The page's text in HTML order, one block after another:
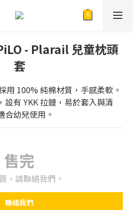
- Plarail 兒童枕頭
套
用 100% 純棉材質，手感柔軟。
設有 YKK 拉鏈，易於套入與清
合幼兒使用。
售完
，請聯絡我們。
聯絡我們